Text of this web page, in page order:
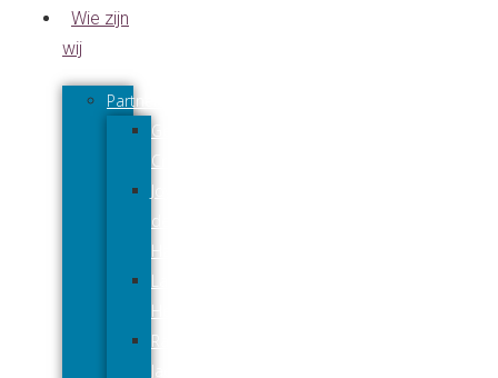
Wie zijn
wij
Partners
Gerard
Creuëls
Joyce
den
Harder
Lars
Hendriks
Raymond
Jaeqx